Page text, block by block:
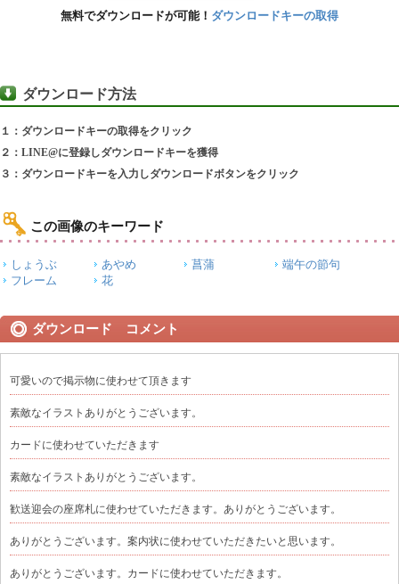
無料でダウンロードが可能！ ダウンロードキーの取得
ダウンロード方法
１：ダウンロードキーの取得をクリック
２：LINE@に登録しダウンロードキーを獲得
３：ダウンロードキーを入力しダウンロードボタンをクリック
この画像のキーワード
しょうぶ あやめ 菖蒲
端午の節句
フレーム
花
ダウンロード コメント
可愛いので掲示物に使わせて頂きます
素敵なイラストありがとうございます。
カードに使わせていただきます
素敵なイラストありがとうございます。
歓送迎会の座席札に使わせていただきます。ありがとうございます。
ありがとうございます。案内状に使わせていただきたいと思います。
ありがとうございます。カードに使わせていただきます。